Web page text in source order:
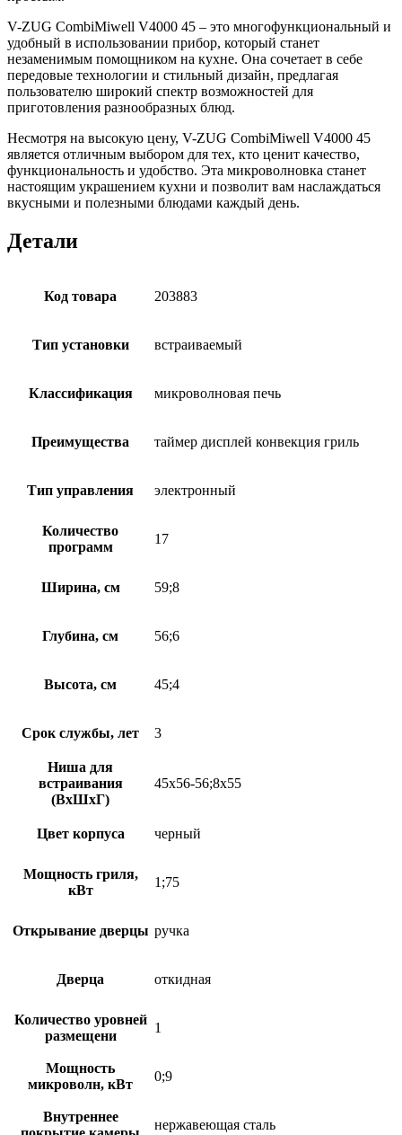
V-ZUG CombiMiwell V4000 45 – это многофункциональный и
удобный в использовании прибор, который станет
незаменимым помощником на кухне. Она сочетает в себе
передовые технологии и стильный дизайн, предлагая
пользователю широкий спектр возможностей для
приготовления разнообразных блюд.
Несмотря на высокую цену, V-ZUG CombiMiwell V4000 45
является отличным выбором для тех, кто ценит качество,
функциональность и удобство. Эта микроволновка станет
настоящим украшением кухни и позволит вам наслаждаться
вкусными и полезными блюдами каждый день.
Детали
Код товара 203883
Тип установки встраиваемый
Классификация микроволновая печь
Преимущества таймер дисплей конвекция гриль
Тип управления электронный
Количество
программ
17
Ширина, см 59;8
Глубина, см 56;6
Высота, см 45;4
Срок службы, лет 3
Ниша для
встраивания
(ВхШхГ)
45х56-56;8х55
Цвет корпуса черный
Мощность гриля,
кВт
1;75
Открывание дверцы ручка
Дверца откидная
Количество уровней
размещени
1
Мощность
микроволн, кВт
0;9
Внутреннее
нержавеющая сталь